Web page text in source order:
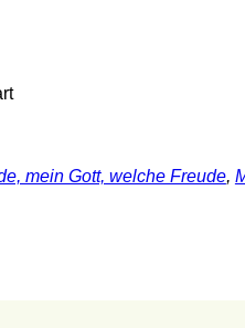
mein Gott, welche Freude,